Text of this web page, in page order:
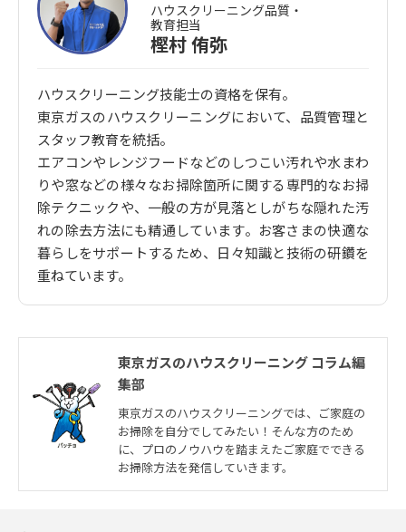
ハウスクリーニング品質・
教育担当
樫村 侑弥
ハウスクリーニング技能士の資格を保有。
東京ガスのハウスクリーニングにおいて、品質管理と
スタッフ教育を統括。
エアコンやレンジフードなどのしつこい汚れや水まわ
りや窓などの様々なお掃除箇所に関する専門的なお掃
除テクニックや、一般の方が見落としがちな隠れた汚
れの除去方法にも精通しています。お客さまの快適な
暮らしをサポートするため、日々知識と技術の研鑽を
重ねています。
東京ガスのハウスクリーニング コラム編
集部
東京ガスのハウスクリーニングでは、ご家庭の
お掃除を自分でしてみたい！そんな方のため
に、プロのノウハウを踏まえたご家庭でできる
お掃除方法を発信していきます。